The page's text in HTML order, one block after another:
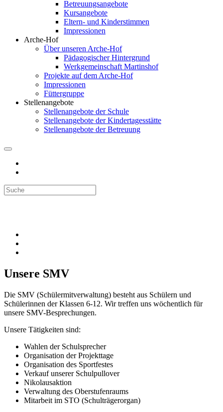
Betreuungsangebote
Kursangebote
Eltern- und Kinderstimmen
Impressionen
Arche-Hof
Über unseren Arche-Hof
Pädagogischer Hintergrund
Werkgemeinschaft Martinshof
Projekte auf dem Arche-Hof
Impressionen
Füttergruppe
Stellenangebote
Stellenangebote der Schule
Stellenangebote der Kindertagesstätte
Stellenangebote der Betreuung
Unsere SMV
Die SMV (Schülermitverwaltung) besteht aus Schülern und
Schülerinnen der Klassen 6-12. Wir treffen uns wöchentlich für
unsere SMV-Besprechungen.
Unsere Tätigkeiten sind:
Wahlen der Schulsprecher
Organisation der Projekttage
Organisation des Sportfestes
Verkauf unserer Schulpullover
Nikolausaktion
Verwaltung des Oberstufenraums
Mitarbeit im STO (Schulträgerorgan)